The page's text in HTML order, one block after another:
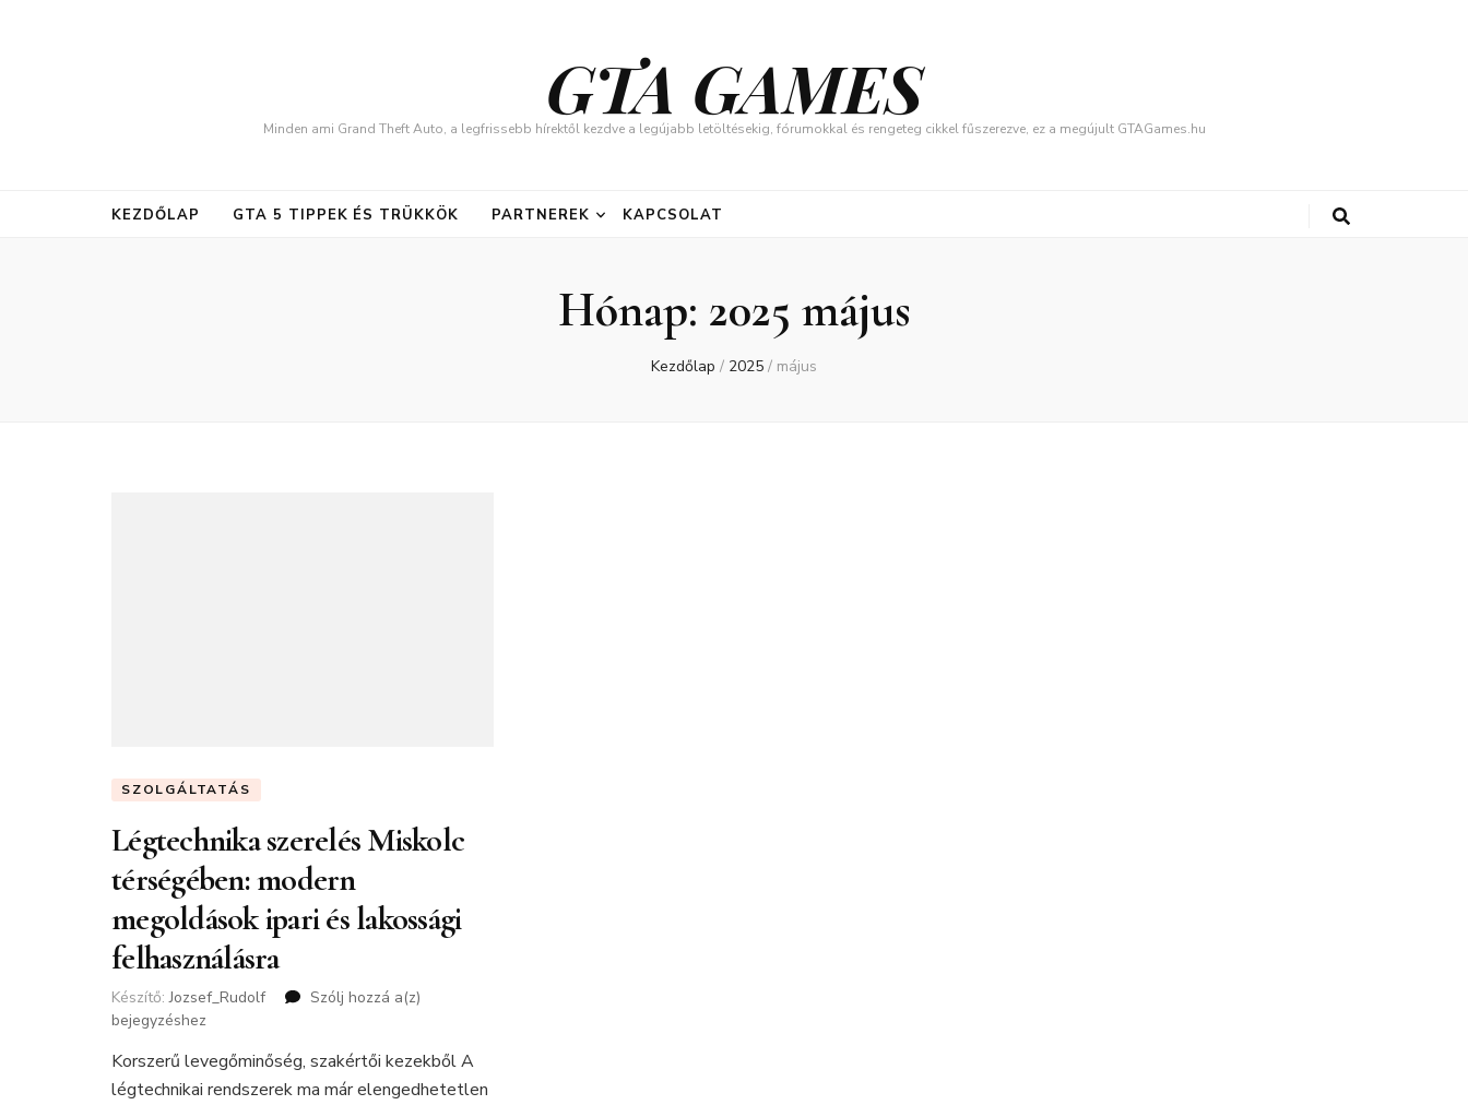
GTA GAMES
Minden ami Grand Theft Auto, a legfrissebb hírektől kezdve a legújabb letöltésekig, fórumokkal és rengeteg cikkel fűszerezve, ez a megújult GTAGames.hu
KEZDŐLAP GTA 5 TIPPEK ÉS TRÜKKÖK PARTNEREK KAPCSOLAT
Hónap: 2025 május
Kezdőlap / 2025 / május
SZOLGÁLTATÁS
Légtechnika szerelés Miskolc
térségében: modern
megoldások ipari és lakossági
felhasználásra
Készítő:Jozsef_Rudolf Szólj hozzá a(z)
térségében:
modern
bejegyzéshez
Korszerű levegőminőség, szakértői kezekből A
légtechnikai rendszerek ma már elengedhetetlen